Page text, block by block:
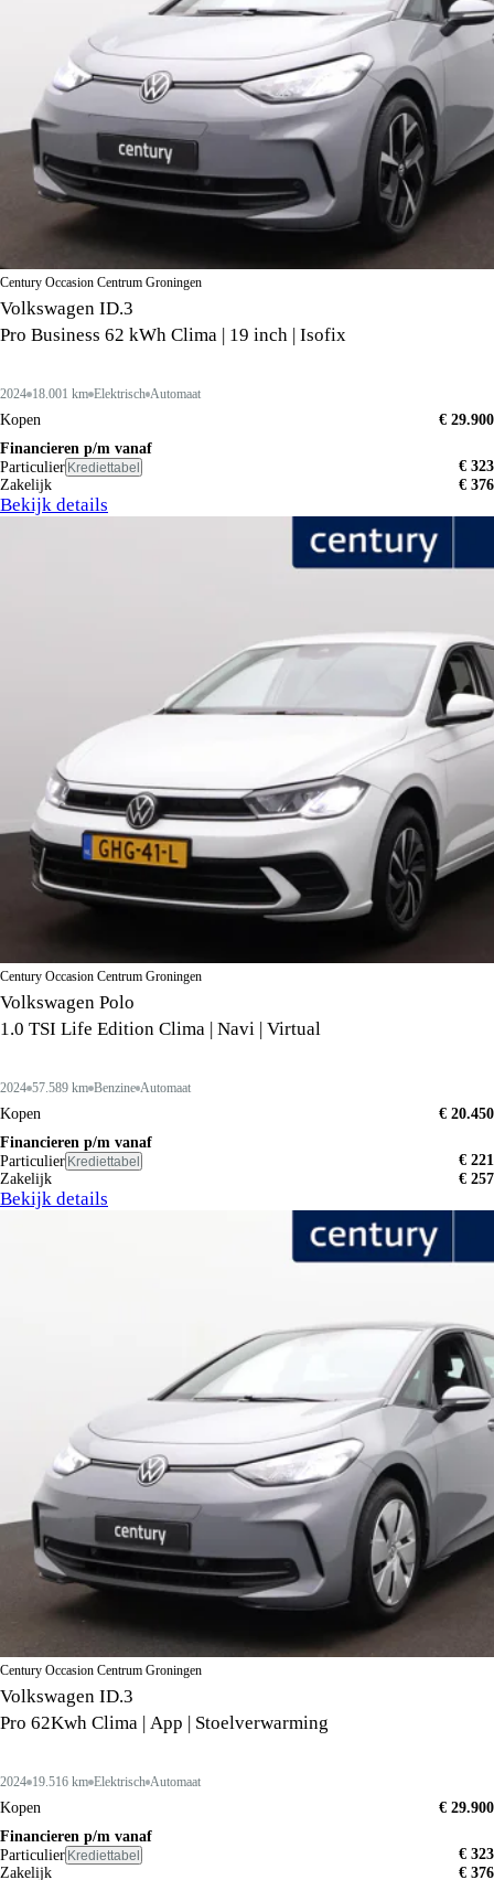
Century Occasion Centrum Groningen
Volkswagen ID.3
Pro Business 62 kWh Clima | 19 inch | Isofix
2024 18.001 km Elektrisch Automaat
Kopen
€ 29.900
Financieren p/m vanaf
Particulier Krediettabel
€ 323
Zakelijk
€ 376
Bekijk details
Century Occasion Centrum Groningen
Volkswagen Polo
1.0 TSI Life Edition Clima | Navi | Virtual
2024 57.589 km Benzine Automaat
Kopen
€ 20.450
Financieren p/m vanaf
Particulier Krediettabel
€ 221
Zakelijk
€ 257
Bekijk details
Century Occasion Centrum Groningen
Volkswagen ID.3
Pro 62Kwh Clima | App | Stoelverwarming
2024 19.516 km Elektrisch Automaat
Kopen
€ 29.900
Financieren p/m vanaf
Particulier Krediettabel
€ 323
Zakelijk
€ 376